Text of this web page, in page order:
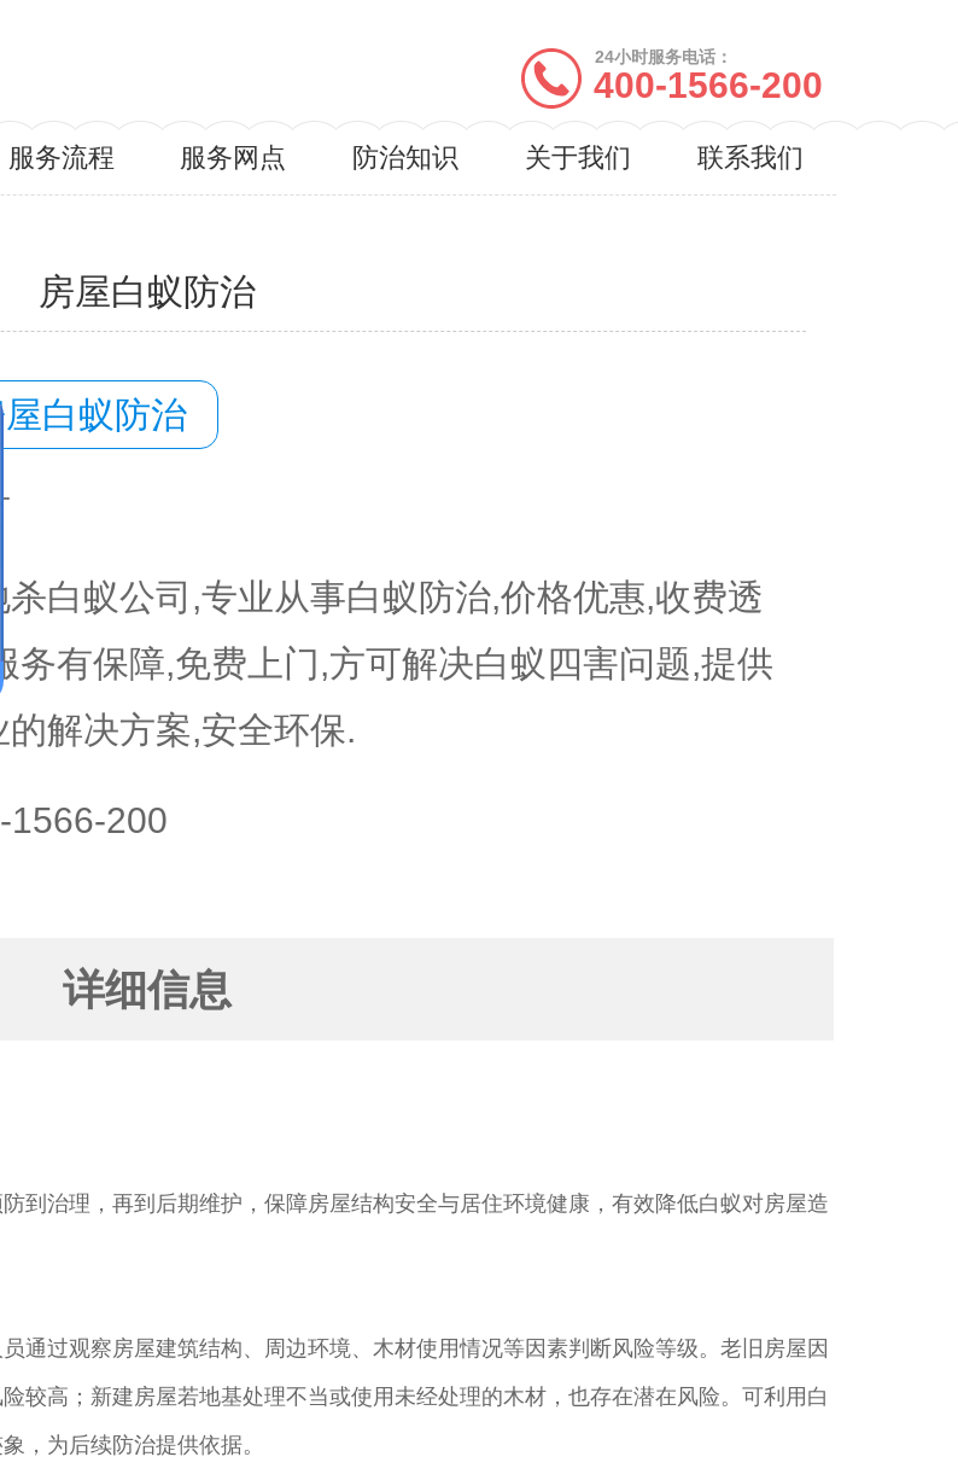
24小时服务电话：
400-1566-200
服务流程 服务网点 防治知识 关于我们 联系我们
房屋白蚁防治
白蚁防治
杀白蚁公司,专业从事白蚁防治,价格优惠,收费透
务有保障,免费上门,方可解决白蚁四害问题,提供
的解决方案,安全环保.
1566-200
详细信息
到治理，再到后期维护，保障房屋结构安全与居住环境健康，有效降低白蚁对房屋造
通过观察房屋建筑结构、周边环境、木材使用情况等因素判断风险等级。老旧房屋因
较高；新建房屋若地基处理不当或使用未经处理的木材，也存在潜在风险。可利用白
，为后续防治提供依据。